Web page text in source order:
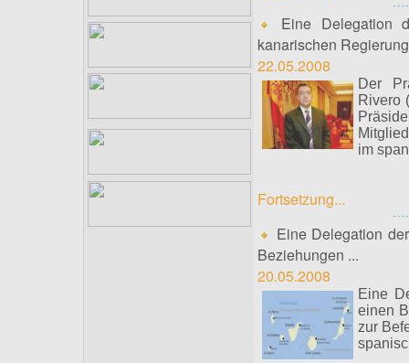
Eine Delegation
kanarischen Regierung
22.05.2008
Der
Rivero
im
Fortsetzung...
Eine Delegation
Beziehungen ...
20.05.2008
Eine
einen
zur